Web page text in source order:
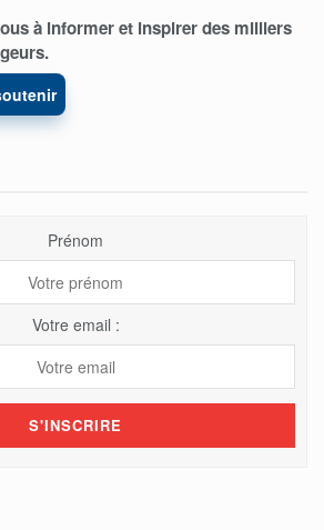
à informer et inspirer des milliers
Prénom
Votre email :